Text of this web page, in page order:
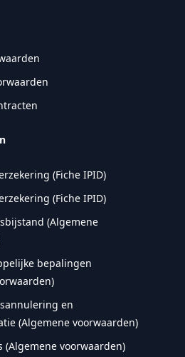
(Fiche IPID)
(Fiche IPID)
(Algemene
bepalingen
en
(Algemene voorwaarden)
(Algemene voorwaarden)